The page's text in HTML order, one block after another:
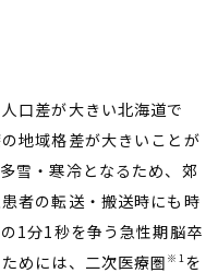
口差が大きい北海道で
地域格差が大きいことが
雪・寒冷となるため、郊
者の転送・搬送時にも時
1分1秒を争う急性期脳卒
めには、二次医療圏 ※1 を